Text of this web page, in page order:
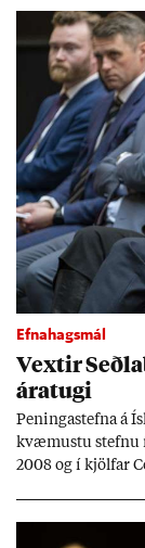
Efnahagsmál
Vext­ir
ára­tugi
Pen­inga­stefna á
kvæm­ustu stefnu
2008 og í kjöl­far